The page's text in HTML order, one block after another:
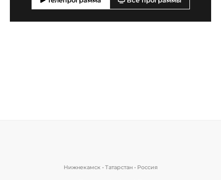
Нижнекамск • Татарстан • Россия